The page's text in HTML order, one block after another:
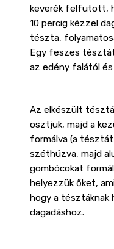
keverék felfutott,
10 percig kézzel
tészta,
Egy feszes tésztát
az edény falától
Az elkészült
osztjuk, majd a
formálva (a
széthúzva, majd
gombócokat
helyezzük őket,
hogy a tésztáknak
dagadáshoz.